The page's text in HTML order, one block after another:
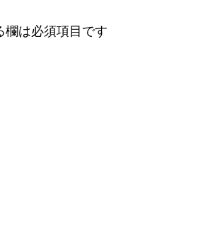
欄は必須項目です